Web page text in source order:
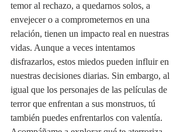
temor al rechazo, a quedarnos solos, a
envejecer o a comprometernos en una
relación, tienen un impacto real en nuestras
vidas. Aunque a veces intentamos
disfrazarlos, estos miedos pueden influir en
nuestras decisiones diarias. Sin embargo, al
igual que los personajes de las películas de
terror que enfrentan a sus monstruos, tú
también puedes enfrentarlos con valentía.